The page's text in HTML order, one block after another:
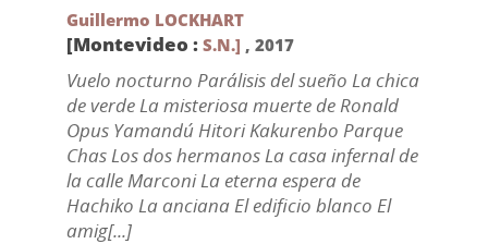
Guillermo LOCKHART
[Montevideo : S.N.] , 2017
Vuelo nocturno Parálisis del sueño La chica
de verde La misteriosa muerte de Ronald
Opus Yamandú Hitori Kakurenbo Parque
Chas Los dos hermanos La casa infernal de
la calle Marconi La eterna espera de
Hachiko La anciana El edificio blanco El
amig[...]